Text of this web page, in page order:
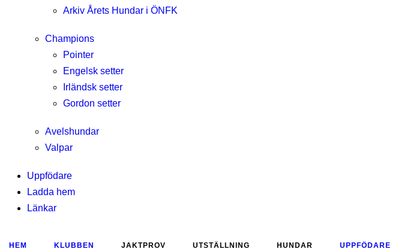
Arkiv Årets Hundar i ÖNFK
Champions
Pointer
Engelsk setter
Irländsk setter
Gordon setter
Avelshundar
Valpar
Uppfödare
Ladda hem
Länkar
HEM KLUBBEN JAKTPROV UTSTÄLLNING HUNDAR UPPFÖDARE